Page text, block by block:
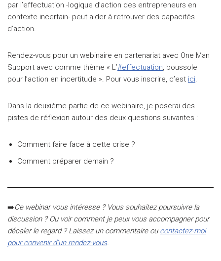
par l’effectuation -logique d’action des entrepreneurs en
contexte incertain- peut aider à retrouver des capacités
d’action.
Rendez-vous pour un webinaire en partenariat avec One Man
Support avec comme thème « L’#effectuation, boussole
pour l’action en incertitude ». Pour vous inscrire, c’est ici.
Dans la deuxième partie de ce webinaire, je poserai des
pistes de réflexion autour des deux questions suivantes :
Comment faire face à cette crise ?
Comment préparer demain ?
➡️Ce webinar vous intéresse ? Vous souhaitez poursuivre la
discussion ? Ou voir comment je peux vous accompagner pour
décaler le regard ? Laissez un commentaire ou contactez-moi
pour convenir d’un rendez-vous.